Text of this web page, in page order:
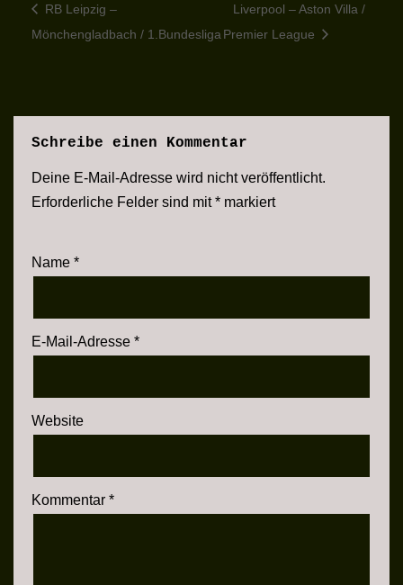
RB Leipzig –
Mönchengladbach / 1.Bundesliga
Liverpool – Aston Villa /
Premier League
Schreibe einen Kommentar
Deine E-Mail-Adresse wird nicht veröffentlicht.
Erforderliche Felder sind mit* markiert
Name *
E-Mail-Adresse *
Website
Kommentar *